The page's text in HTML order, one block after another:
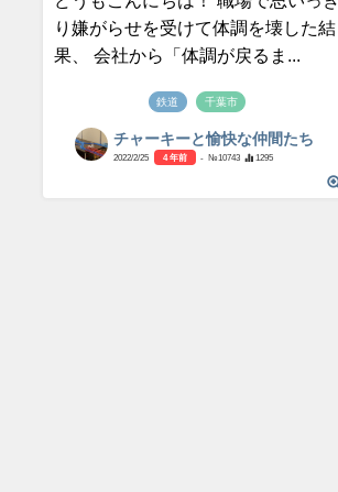
り嫌がらせを受けて体調を壊した結
果、 会社から「体調が戻るま...
鉄道 千葉市
チャーキーと愉快な仲間たち
2022/2/25 4 年前 - №10743 1295